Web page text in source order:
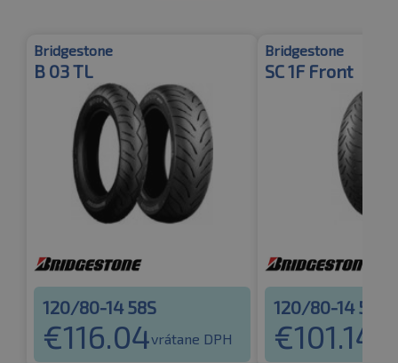
Bridgestone
B 03 TL
120/80-14 58S
€116.04vrátane DPH
Bridgestone
SC 1F Front
120/80-14 58S
€101.14